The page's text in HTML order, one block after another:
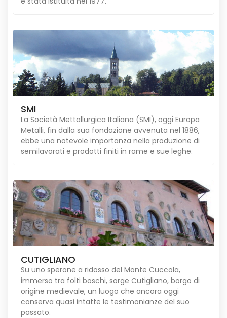
SMI
La Società Mettallurgica Italiana (SMI), oggi Europa
Metalli, fin dalla sua fondazione avvenuta nel 1886,
ebbe una notevole importanza nella produzione di
semilavorati e prodotti finiti in rame e sue leghe.
CUTIGLIANO
Su uno sperone a ridosso del Monte Cuccola,
immerso tra folti boschi, sorge Cutigliano, borgo di
origine medievale, un luogo che ancora oggi
conserva quasi intatte le testimonianze del suo
passato.